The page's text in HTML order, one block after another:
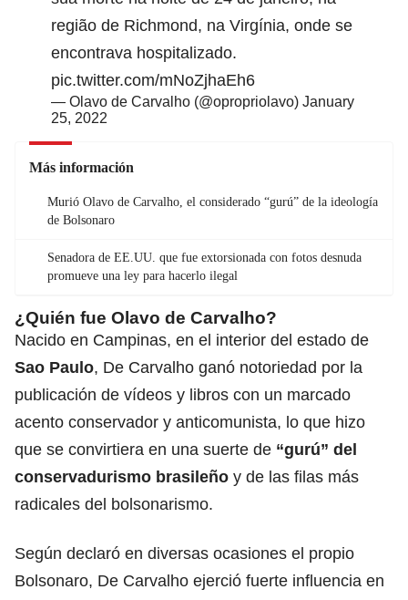
região de Richmond, na Virgínia, onde se
encontrava hospitalizado.
pic.twitter.com/mNoZjhaEh6
— Olavo de Carvalho (@opropriolavo) January
25, 2022
Más información
Murió Olavo de Carvalho, el considerado “gurú” de la ideología
de Bolsonaro
Senadora de EE.UU. que fue extorsionada con fotos desnuda
promueve una ley para hacerlo ilegal
¿Quién fue Olavo de Carvalho?
Nacido en Campinas, en el interior del estado de
Sao Paulo, De Carvalho ganó notoriedad por la
publicación de vídeos y libros con un marcado
acento conservador y anticomunista, lo que hizo
que se convirtiera en una suerte de “gurú” del
conservadurismo brasileño y de las filas más
radicales del bolsonarismo.
Según declaró en diversas ocasiones el propio
Bolsonaro, De Carvalho ejerció fuerte influencia en